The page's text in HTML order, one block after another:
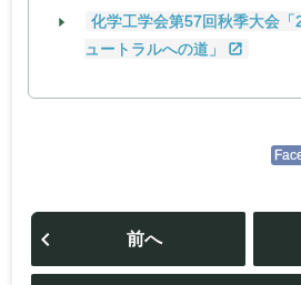
化学工学会第57回秋季大会
ュートラルへの道」
投
ビ
前へ